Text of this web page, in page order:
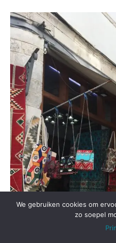
We gebruiken cookies om
zo soepel